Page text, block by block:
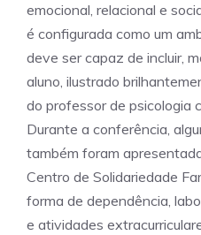
emocional, relacional e
é configurada como um
deve ser capaz de incluir,
aluno, ilustrado
do professor de psicologia
Durante a conferência,
também foram
Centro de Solidariedade
forma de dependência,
e atividades